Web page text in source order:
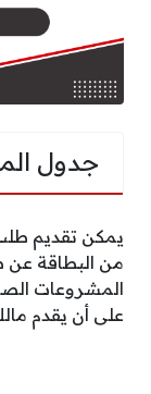
جدول
يمكن تقديم طلب
من البطاقة عن
المشروعات
على أن يقدم